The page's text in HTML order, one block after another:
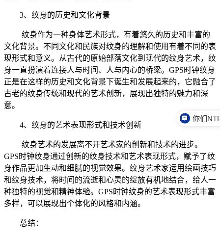
3、纹身的历史和文化背景
纹身作为一种身体艺术形式，有着悠久的历史和丰富的
文化背景。不同文化和民族对纹身的理解和使用有着不同的表
现形式和意义。从古代的原始部落文化到现代的纹身艺术，纹
身一直扮演着连接人与时间、人与内心的桥梁。GPS时钟纹身
正是在这样的历史和文化背景下诞生和发展起来的，它融合了
古老的纹身传统和现代的艺术创新，展现出独特的魅力和深
意。
4、纹身的艺术表现形式和技术创新
纹身艺术的发展离不开艺术家的创新和技术的进步。
GPS时钟纹身通过创新的纹身技术和艺术表现形式，赋予了纹
身作品更加生动和细腻的视觉效果。纹身艺术家运用绘画技巧
和纹身技术，将时间的流逝和心灵的绽放有机地结合，给人一
种独特的视觉和精神体验。GPS时钟纹身的艺术表现形式丰富
多样，可以展现出个体化的风格和内涵。
总结：